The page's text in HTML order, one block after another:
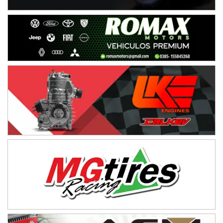
Ciudad de Zárate (Asfalto)
Zárate (Buenos Aires)
PROKART METROPOLITANO - F1
Rubén Luis Di Palma (Asfalto)
Ciudad Evita (Buenos Aires)
AKPS - F6
Kartódromo AKPS (Asfalto)
Comodoro Rivadavia (Chubut)
CORDOBES ASFALTO - F7
Complejo Valentín Lauret (Tierra)
Colonia Caroya (Córdoba)
ENTRERRIANO - F6
Villaguay (Entre Ríos)